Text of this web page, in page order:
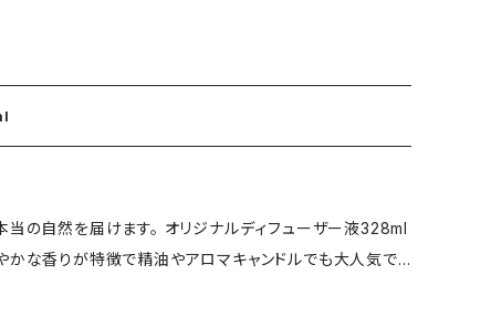
い専門医にお尋ねください。 自然に感謝し心に
物です。参考
ボトル内容量328ml（日本製）高150幅70 ■リード：琵琶
：（株）バリフドウー ※保管方法：蓋を閉め高温多湿、直
かな香りが特徴で精油やアロマキャンドルでも大人気で